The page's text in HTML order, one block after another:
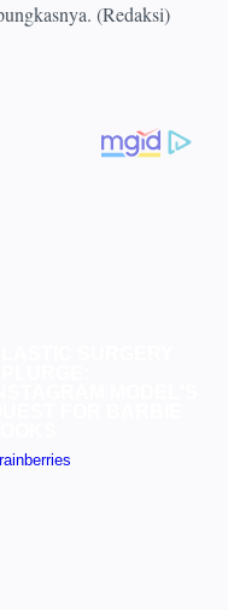
(Redaksi)